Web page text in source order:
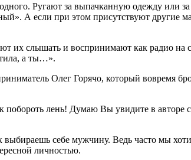
Ругают за выпачканную одежду или за
А если при этом присутствуют другие
слышать и воспринимают как радио на
а ты…».
Олег Горячо, который вовремя
лень! Думаю Вы увидите в авторе
себе мужчину. Ведь часто мы
личностью.